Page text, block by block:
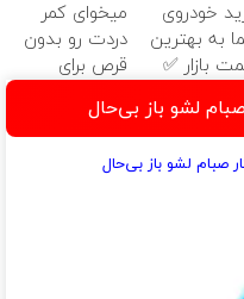
بفروش!
خودروی
به بهترین
بازار ✅
میخوای کمر
دردت رو بدون
قرص برای
کنی؟
(◂پرسش‌نامه رو
پر کن)
لشو باز بی‌حال
صبام لشو باز بی‌حال